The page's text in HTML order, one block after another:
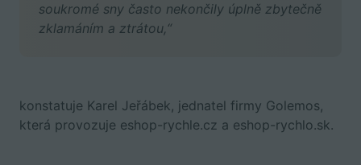
soukromé sny často nekončily úplně zbytečně
zklamáním a ztrátou,“
konstatuje Karel Jeřábek, jednatel firmy Golemos,
která provozuje eshop-rychle.cz a eshop-rychlo.sk.